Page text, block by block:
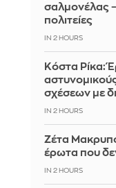
σαλμονέλας
πολιτείες
IN 2 HOURS
Κόστα Ρίκα:
σχέσεων με
IN 2 HOURS
Ζέτα
έρωτα που
IN 2 HOURS